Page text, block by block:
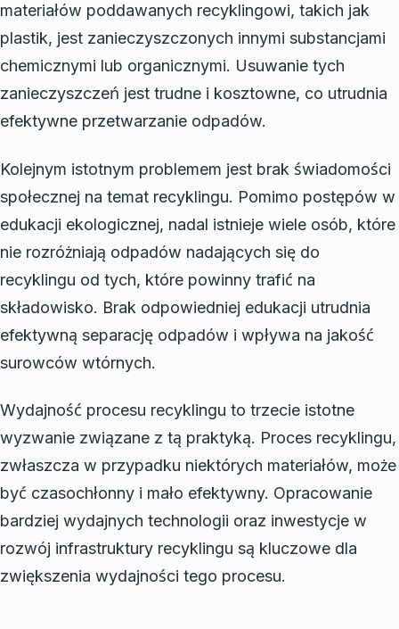
materiałów poddawanych recyklingowi, takich jak
plastik, jest zanieczyszczonych innymi substancjami
chemicznymi lub organicznymi. Usuwanie tych
zanieczyszczeń jest trudne i kosztowne, co utrudnia
efektywne przetwarzanie odpadów.
Kolejnym istotnym problemem jest brak świadomości
społecznej na temat recyklingu. Pomimo postępów w
edukacji ekologicznej, nadal istnieje wiele osób, które
nie rozróżniają odpadów nadających się do
recyklingu od tych, które powinny trafić na
składowisko. Brak odpowiedniej edukacji utrudnia
efektywną separację odpadów i wpływa na jakość
surowców wtórnych.
Wydajność procesu recyklingu to trzecie istotne
wyzwanie związane z tą praktyką. Proces recyklingu,
zwłaszcza w przypadku niektórych materiałów, może
być czasochłonny i mało efektywny. Opracowanie
bardziej wydajnych technologii oraz inwestycje w
rozwój infrastruktury recyklingu są kluczowe dla
zwiększenia wydajności tego procesu.